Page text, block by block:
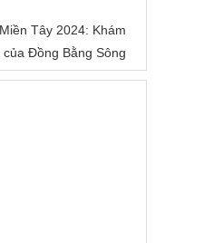
Tây 2024: Khám
Đồng Bằng Sông